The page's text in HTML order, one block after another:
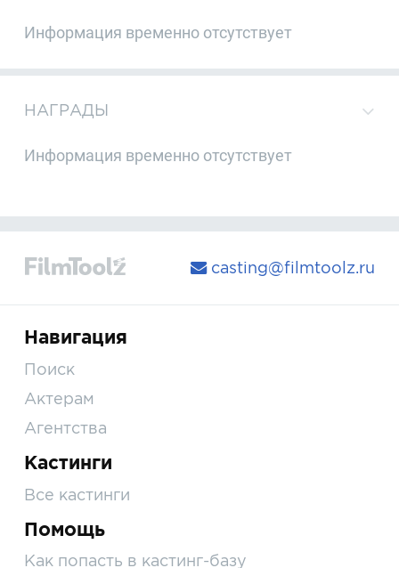
Информация временно отсутствует
НАГРАДЫ
Информация временно отсутствует
casting@filmtoolz.ru
Навигация
Поиск
Актерам
Агентства
Кастинги
Все кастинги
Помощь
Как попасть в кастинг-базу